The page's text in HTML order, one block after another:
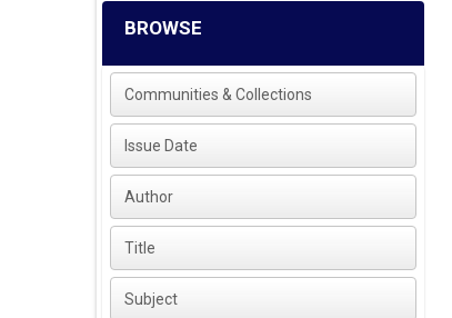
BROWSE
Communities & Collections
Issue Date
Author
Title
Subject